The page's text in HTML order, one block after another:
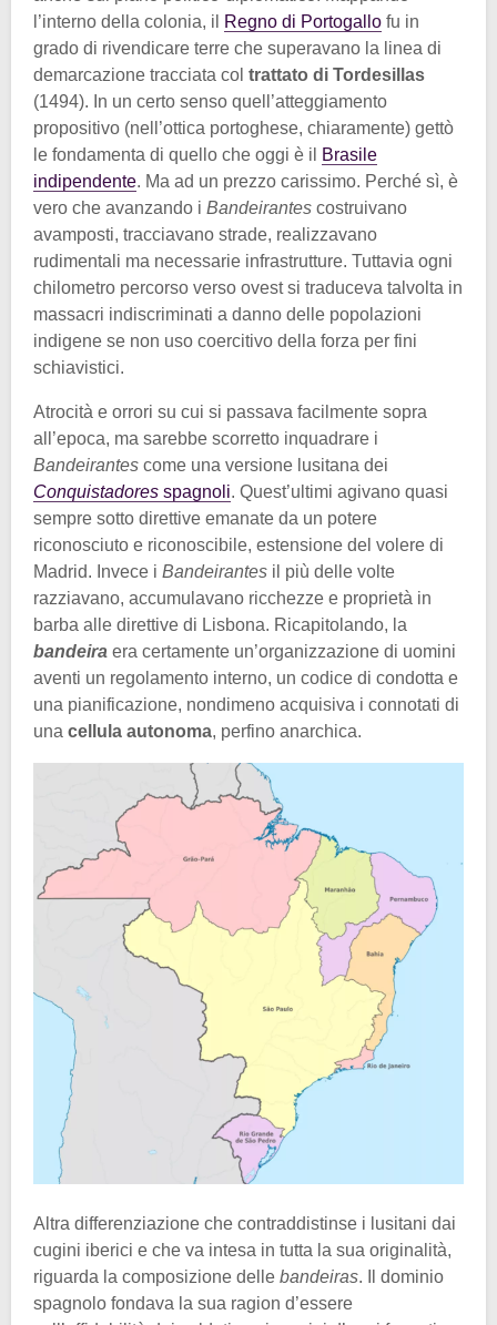
l’interno della colonia, il
Regno di Portogallo fu in
grado di rivendicare terre che superavano la linea di
demarcazione tracciata col trattato di Tordesillas
(1494). In un certo senso quell’atteggiamento
propositivo (nell’ottica portoghese, chiaramente) gettò
le fondamenta di quello che oggi è il
Brasile
indipendente. Ma ad un prezzo carissimo. Perché sì, è
vero che avanzando i Bandeirantes costruivano
avamposti, tracciavano strade, realizzavano
rudimentali ma necessarie infrastrutture. Tuttavia ogni
chilometro percorso verso ovest si traduceva talvolta in
massacri indiscriminati a danno delle popolazioni
indigene se non uso coercitivo della forza per fini
schiavistici.
Atrocità e orrori su cui si passava facilmente sopra
all’epoca, ma sarebbe scorretto inquadrare i
Bandeirantes come una versione lusitana dei
Conquistadores spagnoli. Quest’ultimi agivano quasi
sempre sotto direttive emanate da un potere
riconosciuto e riconoscibile, estensione del volere di
Madrid. Invece i Bandeirantes il più delle volte
razziavano, accumulavano ricchezze e proprietà in
barba alle direttive di Lisbona. Ricapitolando, la
bandeira era certamente un’organizzazione di uomini
aventi un regolamento interno, un codice di condotta e
una pianificazione, nondimeno acquisiva i connotati di
una cellula autonoma, perfino anarchica.
Altra differenziazione che contraddistinse i lusitani dai
cugini iberici e che va intesa in tutta la sua originalità,
riguarda la composizione delle bandeiras. Il dominio
spagnolo fondava la sua ragion d’essere